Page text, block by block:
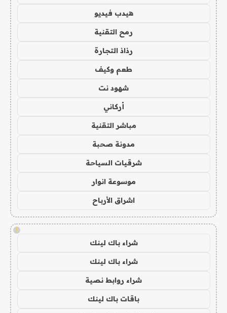
هيدب فيديو
رمح التقنية
رذاذ التجارة
طعم وكيف
شهود نت
أركاني
مباشر التقنية
مدونة صحبة
شرقيات السياحة
موسوعة انوار
اشراق الأرباح
!
شراء باك لينك
شراء باك لينك
شراء روابط نصية
باقات باك لينك